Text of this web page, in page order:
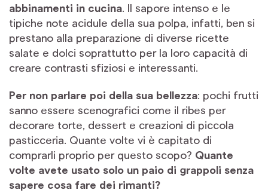
abbinamenti in cucina. Il sapore intenso e le
tipiche note acidule della sua polpa, infatti, ben si
prestano alla preparazione di diverse ricette
salate e dolci soprattutto per la loro capacità di
creare contrasti sfiziosi e interessanti.
Per non parlare poi della sua bellezza: pochi frutti
sanno essere scenografici come il ribes per
decorare torte, dessert e creazioni di piccola
pasticceria. Quante volte vi è capitato di
comprarli proprio per questo scopo? Quante
volte avete usato solo un paio di grappoli senza
sapere cosa fare dei rimanti?